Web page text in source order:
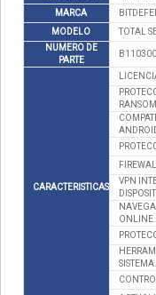
MARCA
MODELO
TOTAL
NUMERO DE
PARTE
CARACTERISTICAS
VPN
ONLINE.
SISTEMA.